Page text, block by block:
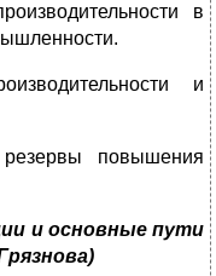
в
и
повышения
и основные пути